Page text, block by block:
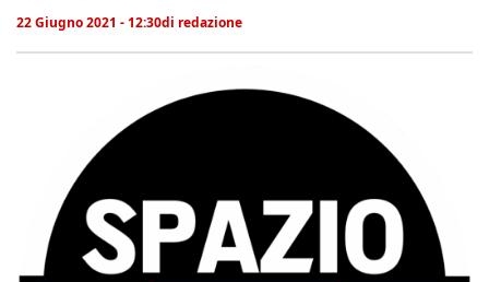
22 Giugno 2021 - 12:30di redazione